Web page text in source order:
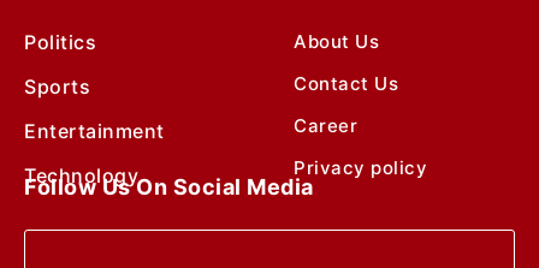
Politics
Sports
Entertainment
Technology
About Us
Contact Us
Career
Privacy policy
Follow Us On Social Media